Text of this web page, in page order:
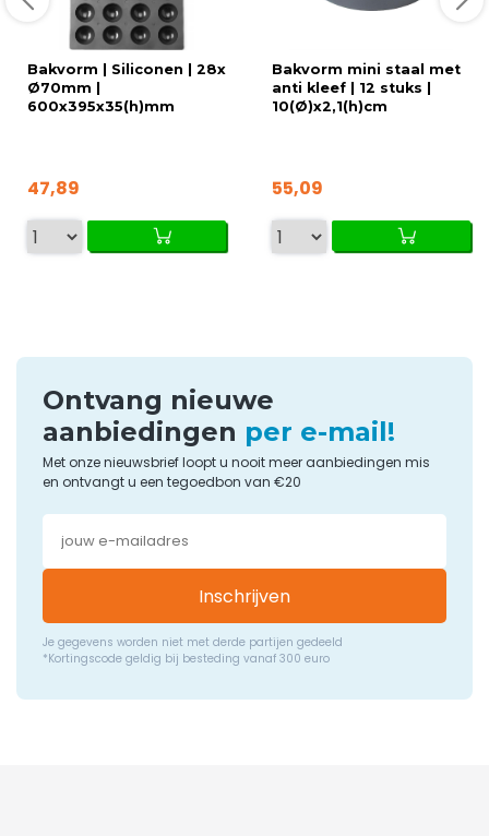
Bakvorm | Siliconen | 28x
Ø70mm |
600x395x35(h)mm
47,89
Bakvorm mini staal met
anti kleef | 12 stuks |
10(Ø)x2,1(h)cm
55,09
Ontvang nieuwe
aanbiedingen per e-mail!
Met onze nieuwsbrief loopt u nooit meer aanbiedingen mis
en ontvangt u een tegoedbon van €20
Inschrijven
Je gegevens worden niet met derde partijen gedeeld
*Kortingscode geldig bij besteding vanaf 300 euro